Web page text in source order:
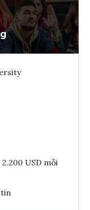
Interlink
USD mỗi